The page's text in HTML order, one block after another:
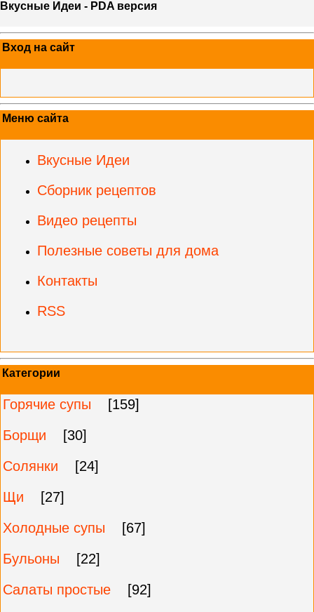
Вкусные Идеи - PDA версия
Вход на сайт
Меню сайта
Вкусные Идеи
Сборник рецептов
Видео рецепты
Полезные советы для дома
Контакты
RSS
Категории
Горячие супы
[159]
Борщи
[30]
Солянки
[24]
Щи
[27]
Холодные супы
[67]
Бульоны
[22]
Салаты простые
[92]